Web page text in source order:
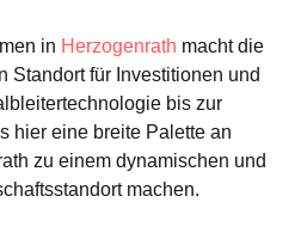
in Herzogenrath macht die
Standort für Investitionen und
bis zur
hier eine breite Palette an
zu einem dynamischen und
machen.